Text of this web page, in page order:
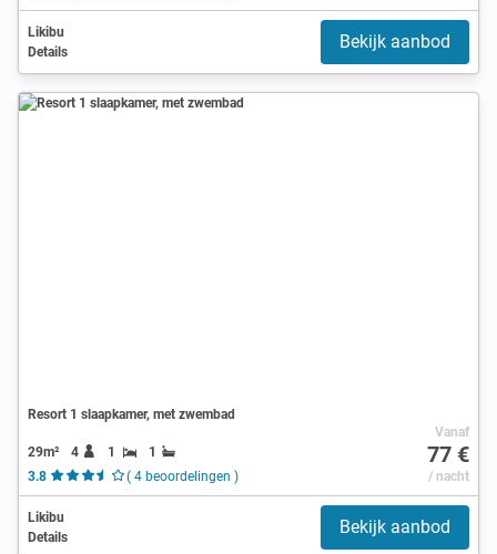
Likibu
Details
Bekijk aanbod
Resort 1 slaapkamer, met zwembad
29m² 4 1
1
3.8
( 4 beoordelingen )
Vanaf
77 €
/ nacht
Likibu
Details
Bekijk aanbod